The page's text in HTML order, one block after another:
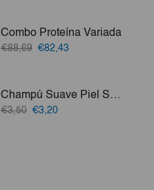
€53,41.€49,88.
Combo Proteína Variada
€88,69 El
€88,69.
€82,43El
€82,43.
Champú Suave Piel Sana IE 750 Ml
€3,50 El
€3,20El